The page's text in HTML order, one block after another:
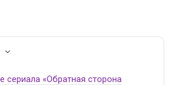
сериала «Обратная сторона